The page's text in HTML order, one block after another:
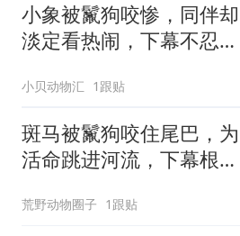
小象被鬣狗咬惨，同伴却
淡定看热闹，下幕不忍心
小贝动物汇 1跟贴
斑马被鬣狗咬住尾巴，为
活命跳进河流，下幕根本
荒野动物圈子 1跟贴